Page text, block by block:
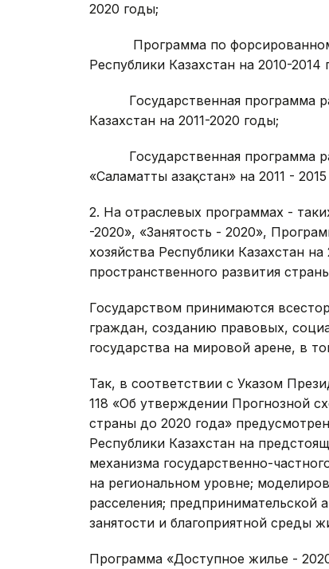
2020 годы;
Программа по форсированному
Республики Казахстан на 2010-2014
Государственная программа
Казахстан на 2011-2020 годы;
Государственная программа
«Саламатты Қазақстан» на 2011 -
2. На отраслевых программах -
-2020», «Занятость - 2020»,
хозяйства Республики Казахстан
пространственного развития
Государством принимаются
граждан, созданию правовых,
государства на мировой арене, в
Так, в соответствии с Указом
118 «Об утверждении Прогнозной
страны до 2020 года»
Республики Казахстан на
механизма государственно-
на региональном уровне;
расселения; предпринимательской
занятости и благоприятной среды
Программа «Доступное жилье -